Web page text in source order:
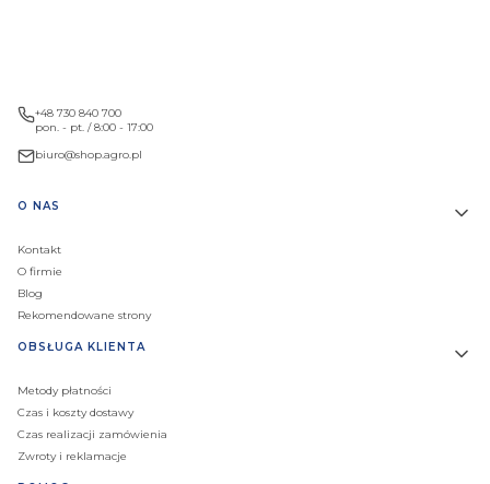
+48 730 840 700
pon. - pt. / 8:00 - 17:00
biuro@shop.agro.pl
Linki w stopce
O NAS
Kontakt
O firmie
Blog
Rekomendowane strony
OBSŁUGA KLIENTA
Metody płatności
Czas i koszty dostawy
Czas realizacji zamówienia
Zwroty i reklamacje